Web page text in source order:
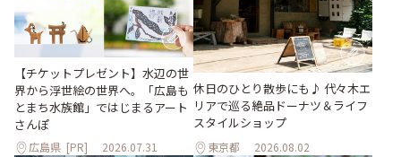
【チケットプレゼント】水辺の世
界から浮世絵の世界へ。「広島も
とまち水族館」ではじまるアート
さんぽ
広島県 [PR] 2026.07.31
休日のひとり散歩にも♪ 代々木エ
リアで巡る絶品ドーナツ＆ライフ
スタイルショップ
東京都 2026.08.02